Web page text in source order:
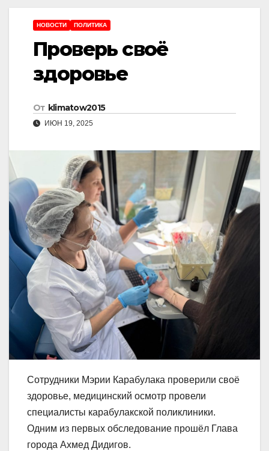
НОВОСТИ ПОЛИТИКА
Проверь своë
здоровье
От klimatow2015
ИЮН 19, 2025
Сотрудники Мэрии Карабулака проверили своё
здоровье, медицинский осмотр провели
специалисты карабулакской поликлиники.
Одним из первых обследование прошëл Глава
города Ахмед Дидигов.